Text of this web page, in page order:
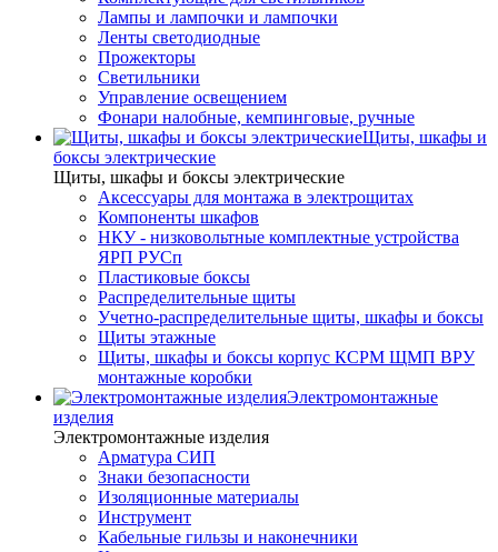
Лампы и лампочки и лампочки
Ленты светодиодные
Прожекторы
Светильники
Управление освещением
Фонари налобные, кемпинговые, ручные
Щиты, шкафы и
боксы электрические
Щиты, шкафы и боксы электрические
Аксессуары для монтажа в электрощитах
Компоненты шкафов
НКУ - низковольтные комплектные устройства
ЯРП РУСп
Пластиковые боксы
Распределительные щиты
Учетно-распределительные щиты, шкафы и боксы
Щиты этажные
Щиты, шкафы и боксы корпус КСРМ ЩМП ВРУ
монтажные коробки
Электромонтажные
изделия
Электромонтажные изделия
Арматура СИП
Знаки безопасности
Изоляционные материалы
Инструмент
Кабельные гильзы и наконечники